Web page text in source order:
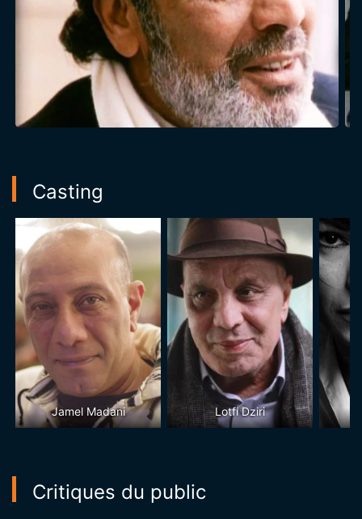
Casting
Jamel Madani Lotfi Dziri
Critiques du public